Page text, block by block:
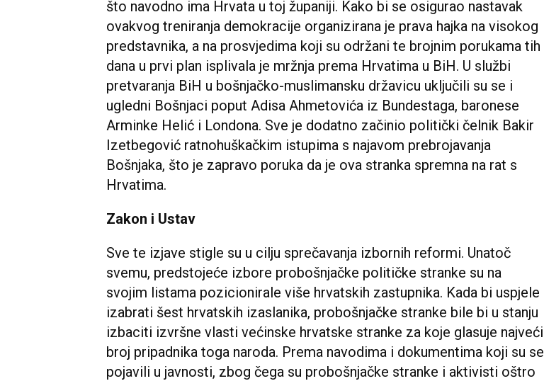
što navodno ima Hrvata u toj županiji. Kako bi se osigurao nastavak
ovakvog treniranja demokracije organizirana je prava hajka na visokog
predstavnika, a na prosvjedima koji su održani te brojnim porukama tih
dana u prvi plan isplivala je mržnja prema Hrvatima u BiH. U službi
pretvaranja BiH u bošnjačko-muslimansku državicu uključili su se i
ugledni Bošnjaci poput Adisa Ahmetovića iz Bundestaga, baronese
Arminke Helić i Londona. Sve je dodatno začinio politički čelnik Bakir
Izetbegović ratnohuškačkim istupima s najavom prebrojavanja
Bošnjaka, što je zapravo poruka da je ova stranka spremna na rat s
Hrvatima.
Zakon i Ustav
Sve te izjave stigle su u cilju sprečavanja izbornih reformi. Unatoč
svemu, predstojeće izbore probošnjačke političke stranke su na
svojim listama pozicionirale više hrvatskih zastupnika. Kada bi uspjele
izabrati šest hrvatskih izaslanika, probošnjačke stranke bile bi u stanju
izbaciti izvršne vlasti većinske hrvatske stranke za koje glasuje najveći
broj pripadnika toga naroda. Prema navodima i dokumentima koji su se
pojavili u javnosti, zbog čega su probošnjačke stranke i aktivisti oštro